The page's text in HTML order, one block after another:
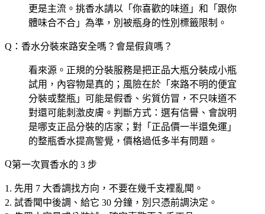
更是主流。挑香水請以「你喜歡的味道」和「跟你
體味合不合」為準，別被瓶身的性別標籤限制。
Q：香水分裝來路安全嗎？會是假貨嗎？
看來源。正規的分裝服務是把正品大瓶分裝成小瓶
試用，內容物是真的；風險在於「來路不明的便宜
分裝或整瓶」可能是假香、劣質仿冒，不只味道不
對還可能刺激皮膚。判斷方式：選有信譽、會說明
是哪支正品分裝的店家；對「正品價一半還免運」
的整瓶香水提高警覺，價格過低多半有問題。
第一次買香水的 3 步
先用 7 大香調找方向 ，不要在幾千支裡亂聞。
試香聞中後調、給它 30 分鐘 ，別只憑前調決定。